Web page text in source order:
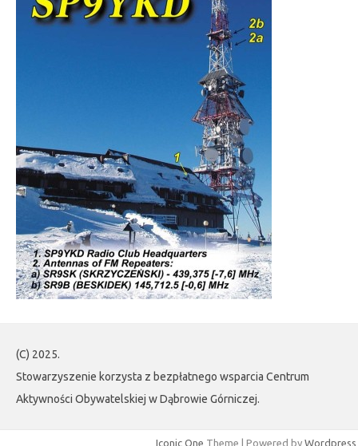
(C) 2025.
Stowarzyszenie korzysta z bezpłatnego wsparcia Centrum
Aktywności Obywatelskiej w Dąbrowie Górniczej.
Iconic One Theme | Powered by Wordpress